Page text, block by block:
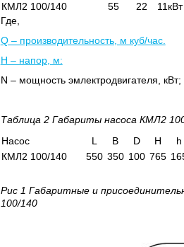
КМЛ2 100/140
55 22 11кВт
Где,
Q – производительность, м куб/час.
Н – напор, м:
N – мощность эмлектродвигателя, кВт;
Таблица 2 Габариты насоса КМЛ2
Насос
L B D H h
КМЛ2 100/140
550 350 100 765
Рис 1 Габаритные и
100/140